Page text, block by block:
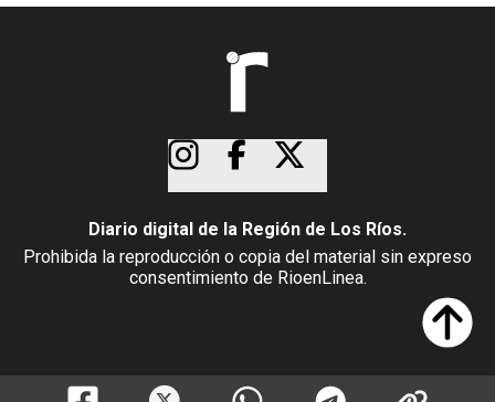
Diario digital de la Región de Los Ríos.
Prohibida la reproducción o copia del material sin expreso
consentimiento de RioenLinea.